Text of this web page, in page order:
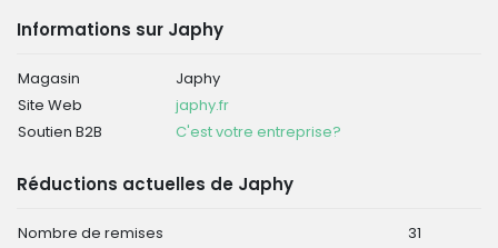
Informations sur Japhy
Magasin
Japhy
Site Web
japhy.fr
Soutien B2B
C'est votre entreprise?
Réductions actuelles de Japhy
Nombre de remises
31